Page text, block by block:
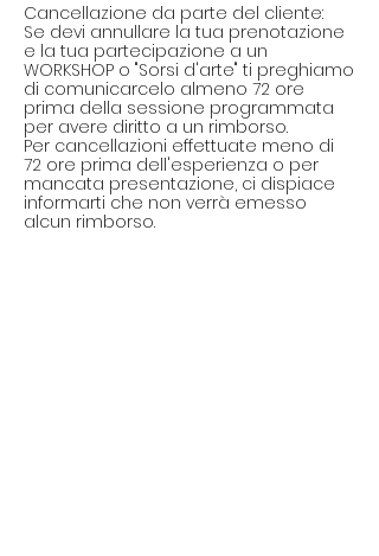
Cancellazione da parte del cliente:
Se devi annullare la tua prenotazione
e la tua partecipazione a un
WORKSHOP o "Sorsi d'arte" ti preghiamo
di comunicarcelo almeno 72 ore
prima della sessione programmata
per avere diritto a un rimborso.
Per cancellazioni effettuate meno di
72 ore prima dell'esperienza o per
mancata presentazione, ci dispiace
informarti che non verrà emesso
alcun rimborso.